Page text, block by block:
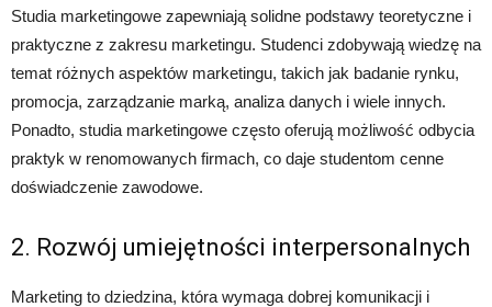
Studia marketingowe zapewniają solidne podstawy teoretyczne i
praktyczne z zakresu marketingu. Studenci zdobywają wiedzę na
temat różnych aspektów marketingu, takich jak badanie rynku,
promocja, zarządzanie marką, analiza danych i wiele innych.
Ponadto, studia marketingowe często oferują możliwość odbycia
praktyk w renomowanych firmach, co daje studentom cenne
doświadczenie zawodowe.
2. Rozwój umiejętności interpersonalnych
Marketing to dziedzina, która wymaga dobrej komunikacji i